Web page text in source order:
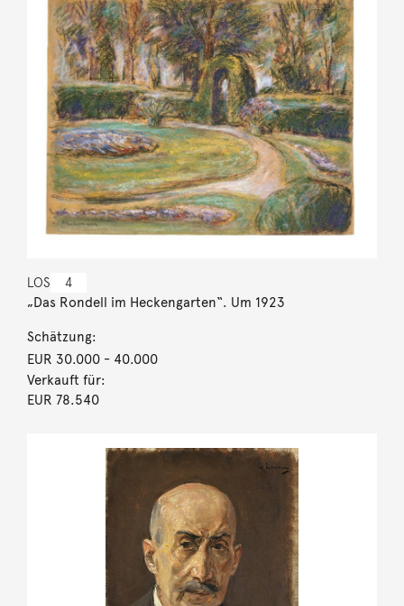
LOS 4
„Das Rondell im Heckengarten“. Um 1923
Schätzung:
EUR 30.000- 40.000
Verkauft für:
EUR 78.540